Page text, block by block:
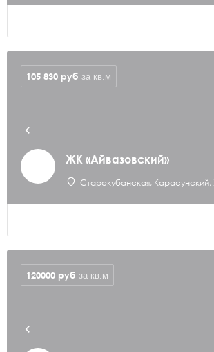
ЖК «Айвазовский»
Старокубанская, Карасунский,
105 830 руб за кв.м
120000 руб за кв.м